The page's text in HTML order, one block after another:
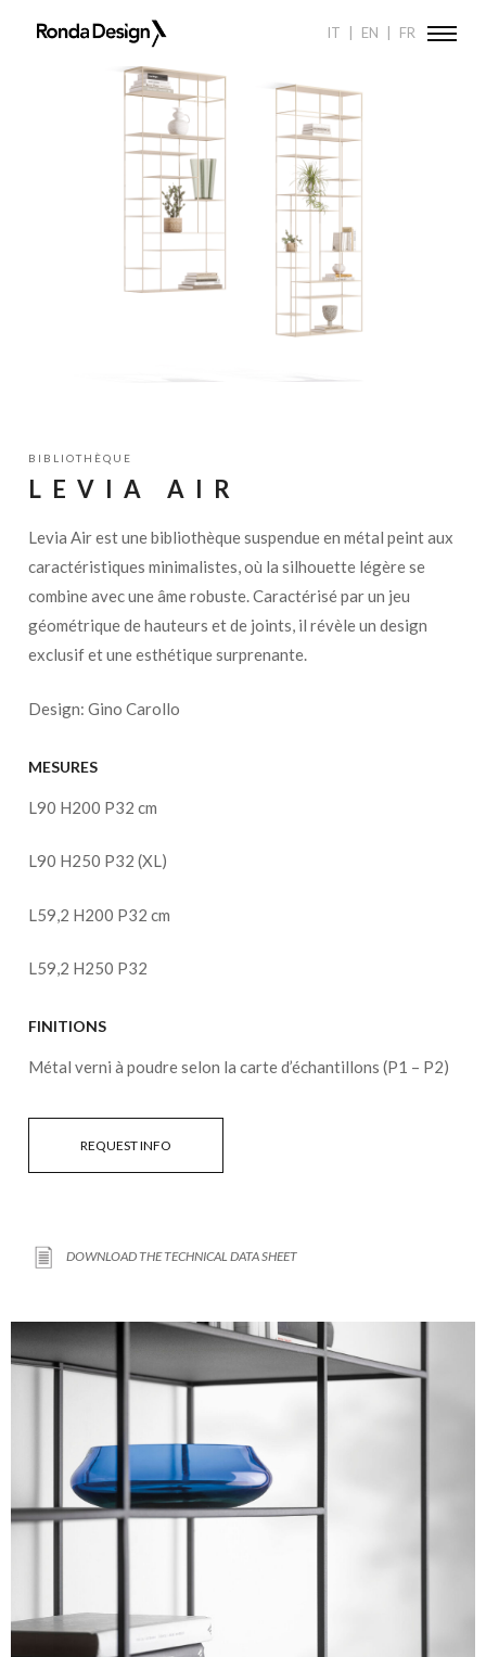
Ronda
Design
IT EN FR
RONDA DESIGN
BIBLIOTHÈQUE
LEVIA AIR
Levia Air est une bibliothèque suspendue en métal peint aux
caractéristiques minimalistes, où la silhouette légère se
combine avec une âme robuste. Caractérisé par un jeu
géométrique de hauteurs et de joints, il révèle un design
exclusif et une esthétique surprenante.
Design: Gino Carollo
MESURES
L90 H200 P32 cm
L90 H250 P32 (XL)
L59,2 H200 P32 cm
L59,2 H250 P32
FINITIONS
Métal verni à poudre selon la carte d’échantillons (P1 – P2)
REQUEST INFO
DOWNLOAD THE TECHNICAL DATA SHEET